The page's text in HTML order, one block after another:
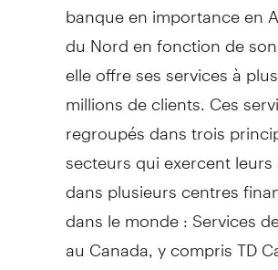
banque en importance en
du Nord en fonction de
elle offre ses services à
millions de clients. Ces
regroupés dans trois
secteurs qui exercent
dans plusieurs centres
dans le monde : Services
au Canada, y compris TD